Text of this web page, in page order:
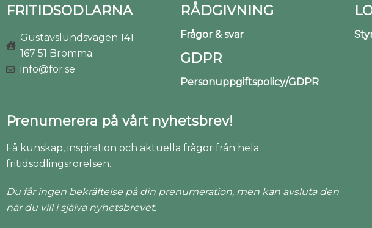
FRITIDSODLARNA
Gustavslundsvägen 141
167 51 Bromma
info@for.se
RÅDGIVNING
Frågor & svar
GDPR
Personuppgiftspolicy/GDPR
Prenumerera på vårt nyhetsbrev!
Få kunskap, inspiration och aktuella frågor från hela
fritidsodlingsrörelsen.
Du får ingen bekräftelse på din prenumeration, men kan avsluta den
när du vill i själva nyhetsbrevet.